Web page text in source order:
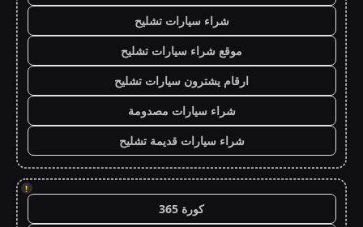
شراء سيارات تشليح
موقع شراء سيارات تشليح
ارقام يشترون سيارات تشليح
شراء سيارات مصدومة
شراء سيارات قديمة تشليح
!
كورة 365